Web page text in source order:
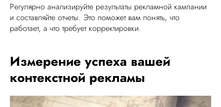
Регулярно анализируйте результаты рекламной кампании
и составляйте отчеты. Это поможет вам понять, что
работает, а что требует корректировки.
Измерение успеха вашей
контекстной рекламы